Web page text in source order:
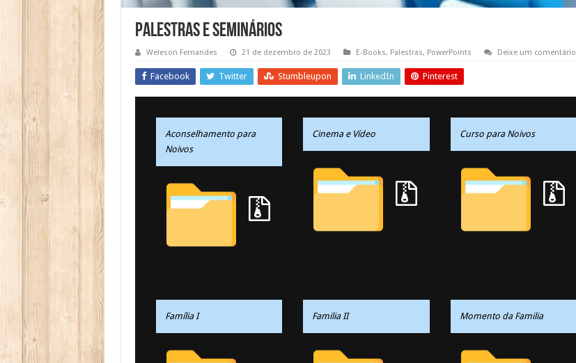
Palestras e Seminários
Weleson Fernandes 21 de dezembro de 2023 E-Books, Palestras, PowerPoints Deixe um comentário
Facebook Twitter Stumbleupon LinkedIn Pinterest
Aconselhamento para
Noivos
Cinema e Vídeo Curso para Noivos
Família I Familia II Momento da Familia